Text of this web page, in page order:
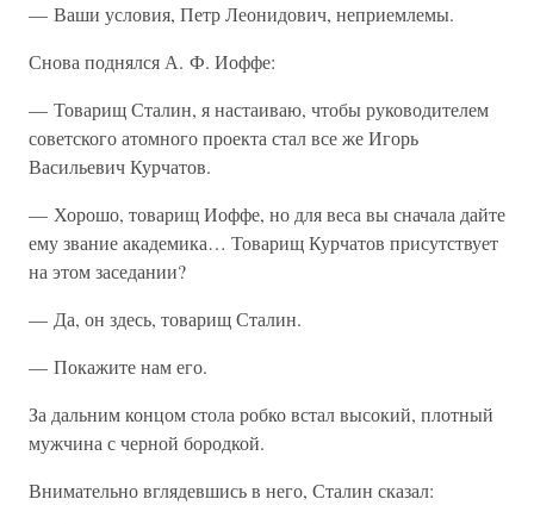
— Ваши условия, Петр Леонидович, неприемлемы.
Снова поднялся А. Ф. Иоффе:
— Товарищ Сталин, я настаиваю, чтобы руководителем
советского атомного проекта стал все же Игорь
Васильевич Курчатов.
— Хорошо, товарищ Иоффе, но для веса вы сначала дайте
ему звание академика… Товарищ Курчатов присутствует
на этом заседании?
— Да, он здесь, товарищ Сталин.
— Покажите нам его.
За дальним концом стола робко встал высокий, плотный
мужчина с черной бородкой.
Внимательно вглядевшись в него, Сталин сказал: